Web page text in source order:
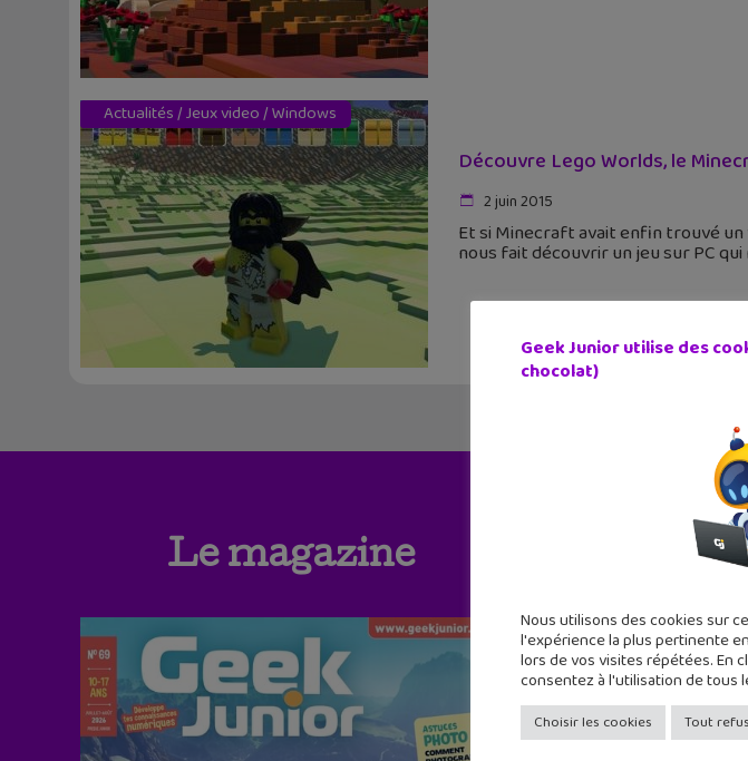
Actualités/Jeux video/Windows
Découvre Lego Worlds, le
2 juin 2015
Et si Minecraft avait enfin trouvé
nous fait découvrir un jeu sur PC
Le magazine
Geek Junior est le
Geek Junior utilise des
chocolat)
Nous utilisons des cookies sur
l'expérience la plus pertinente
lors de vos visites répétées. En
consentez à l'utilisation de tous
Choisir les cookies Tout